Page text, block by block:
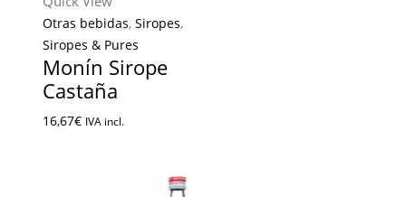
Otras bebidas, Siropes,
Siropes & Pures
Monín Sirope
Castaña
16,67€ IVA incl.